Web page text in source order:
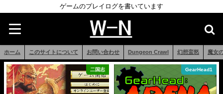
ゲームのプレイログを書いています
ホーム このサイトについて お問い合わせ Dungeon Crawl 幻想蛮怒 魔女
二国志 GearHead1